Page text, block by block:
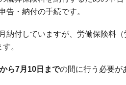
告・納付の手続です。
納付していますが、労働保険料
。
ら7月10日までの間に行う必要が